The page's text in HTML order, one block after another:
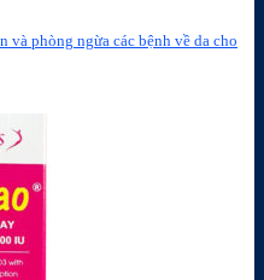
và phòng ngừa các bệnh về da cho